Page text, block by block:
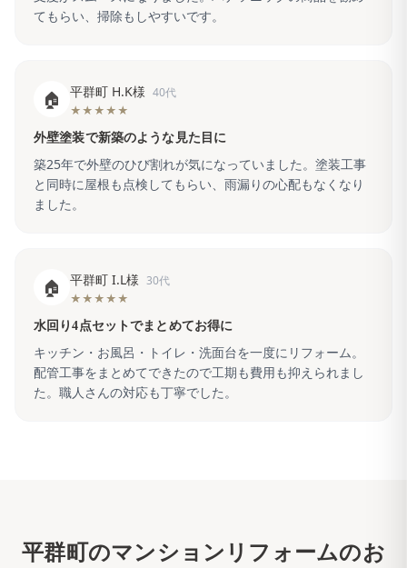
てもらい、掃除もしやすいです。
🏠 平群町 H.K様 40代
★★★★★
外壁塗装で新築のような見た目に
築25年で外壁のひび割れが気になっていました。塗装工事
と同時に屋根も点検してもらい、雨漏りの心配もなくなり
ました。
🏠 平群町 I.L様 30代
★★★★★
水回り4点セットでまとめてお得に
キッチン・お風呂・トイレ・洗面台を一度にリフォーム。
配管工事をまとめてできたので工期も費用も抑えられまし
た。職人さんの対応も丁寧でした。
平群町のマンションリフォームのお